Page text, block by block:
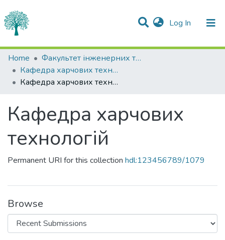
Log In (current)
Statistics
Communities & Collections
Home
Факультет інженерних технологій та професійної освіти
Кафедра харчових технологій
Кафедра харчових технологій
Кафедра харчових
технологій
Permanent URI for this collection hdl:123456789/1079
Browse